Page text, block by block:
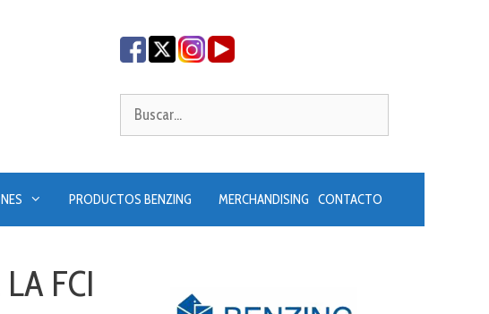
Buscar:
PRODUCTOS BENZING MERCHANDISING CONTACTO
FCI